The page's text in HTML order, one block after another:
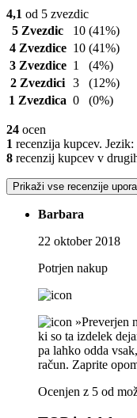
4,1 od 5 zvezdic
5 Zvezdic
10 (41%)
4 Zvezdice 10 (41%)
3 Zvezdice 1
(4%)
2 Zvezdici 3
(12%)
1 Zvezdica 0 (0%)
24 ocen
1 recenzija kupcev. Jezik:
8 recenzij kupcev v
Prikaži vse recenzije
Barbara
22 oktober 2018
Potrjen nakup
»Preverjen
ki so ta izdelek
pa lahko odda
račun. Zaprite
Ocenjen z 5 od